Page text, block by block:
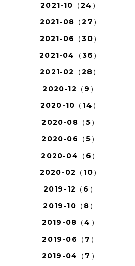
2021-10（24）
2021-08（27）
2021-06（30）
2021-04（36）
2021-02（28）
2020-12（9）
2020-10（14）
2020-08（5）
2020-06（5）
2020-04（6）
2020-02（10）
2019-12（6）
2019-10（8）
2019-08（4）
2019-06（7）
2019-04（7）